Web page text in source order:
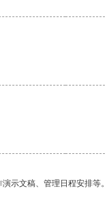
示文稿、管理日程安排等。